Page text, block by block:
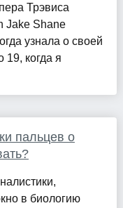
Трэвиса
Jake Shane
узнала о своей
когда я
пальцев о
в биологию